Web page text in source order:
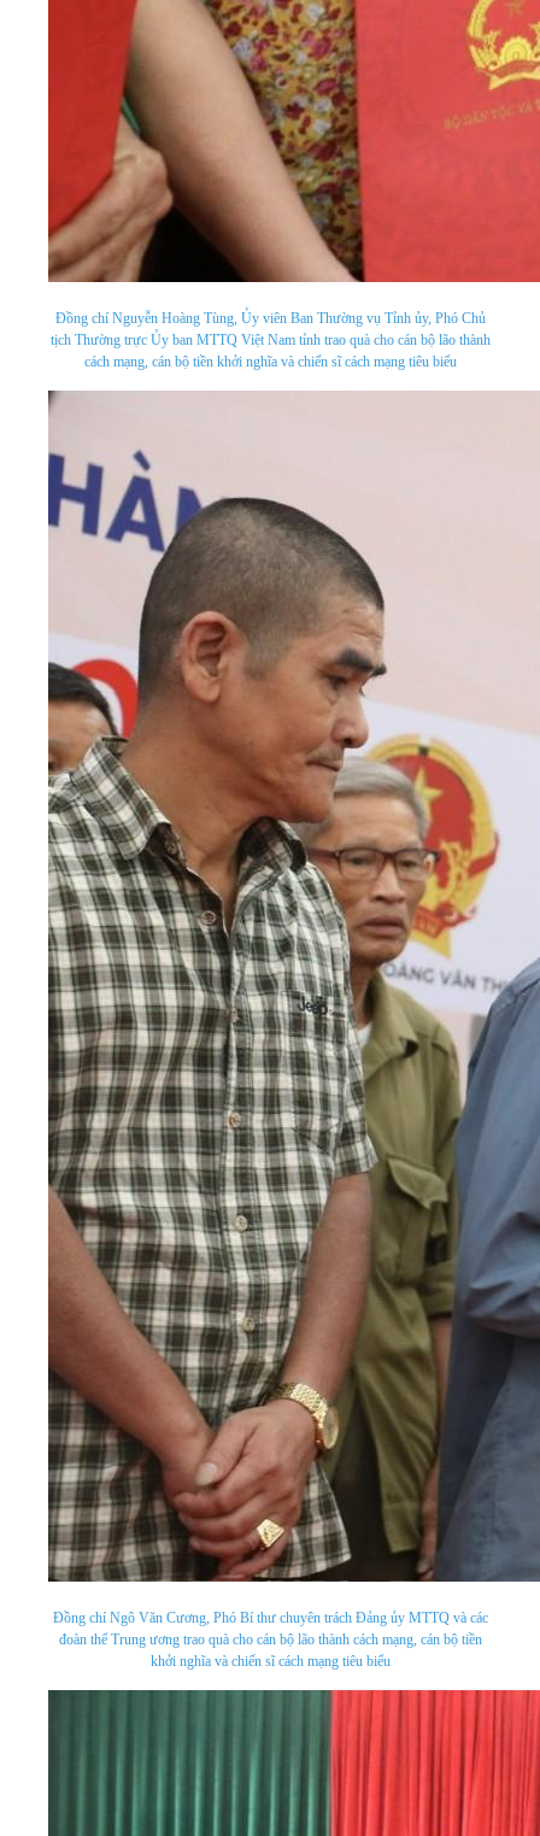
Đồng chí Nguyễn Hoàng Tùng, Ủy viên Ban Thường vụ Tỉnh ủy, Phó Chủ
tịch Thường trực Ủy ban MTTQ Việt Nam tỉnh trao quà cho cán bộ lão thành
cách mạng, cán bộ tiền khởi nghĩa và chiến sĩ cách mạng tiêu biểu
Đồng chí Ngô Văn Cương, Phó Bí thư chuyên trách Đảng ủy MTTQ và các
đoàn thể Trung ương trao quà cho cán bộ lão thành cách mạng, cán bộ tiền
khởi nghĩa và chiến sĩ cách mạng tiêu biểu